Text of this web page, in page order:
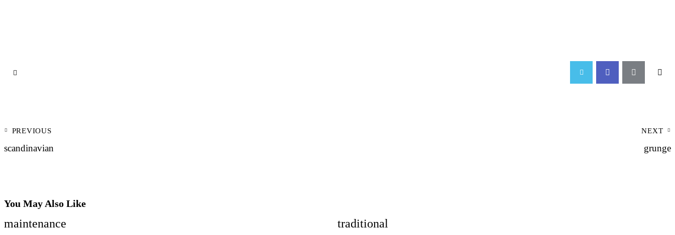
PREVIOUS
scandinavian
NEXT
grunge
You May Also Like
maintenance traditional